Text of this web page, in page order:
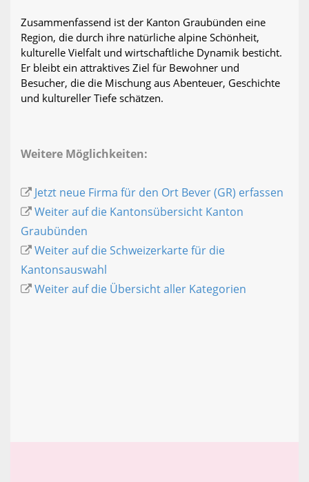
Zusammenfassend ist der Kanton Graubünden eine
Region, die durch ihre natürliche alpine Schönheit,
kulturelle Vielfalt und wirtschaftliche Dynamik besticht.
Er bleibt ein attraktives Ziel für Bewohner und
Besucher, die die Mischung aus Abenteuer, Geschichte
und kultureller Tiefe schätzen.
Weitere Möglichkeiten:
Jetzt neue Firma für den Ort Bever (GR) erfassen
Weiter auf die Kantonsübersicht Kanton
Graubünden
Weiter auf die Schweizerkarte für die
Kantonsauswahl
Weiter auf die Übersicht aller Kategorien